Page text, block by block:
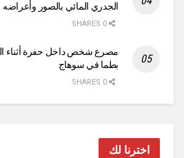
الجدري المائي بالصور وأعراضه
مصرع شخص داخل حفرة أثناء
بطما في سوهاج
اخترنا لك